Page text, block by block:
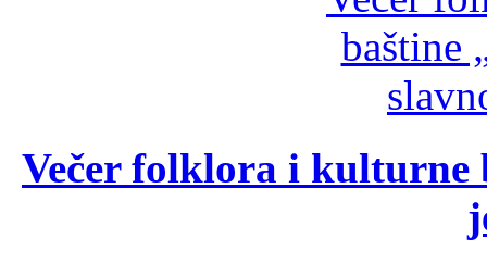
Večer folklora i kulturne